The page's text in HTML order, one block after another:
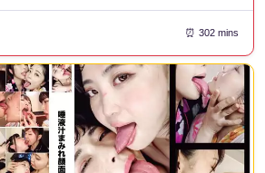
⏰ 302 mins